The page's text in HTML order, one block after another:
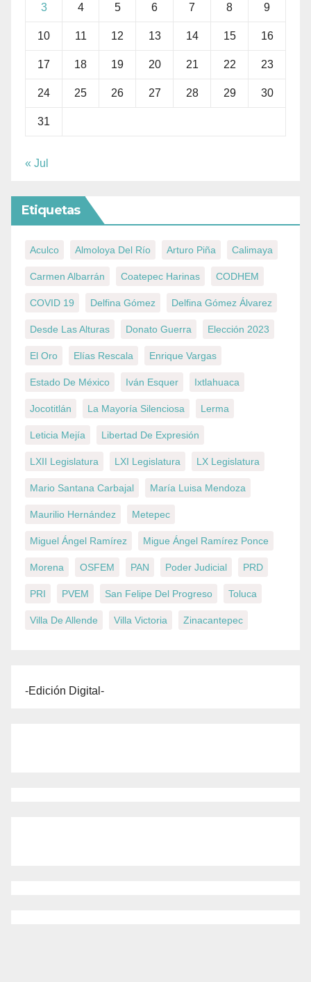
3 4 5 6 7 8 9
10 11 12 13 14 15 16
17 18 19 20 21 22 23
24 25 26 27 28 29 30
31
« Jul
Etiquetas
Aculco Almoloya Del Río Arturo Piña Calimaya
Carmen Albarrán Coatepec Harinas CODHEM
COVID 19 Delfina Gómez Delfina Gómez Álvarez
Desde Las Alturas Donato Guerra Elección 2023
El Oro Elías Rescala Enrique Vargas
Estado De México Iván Esquer Ixtlahuaca
Jocotitlán La Mayoría Silenciosa Lerma
Leticia Mejía Libertad De Expresión
LXII Legislatura LXI Legislatura LX Legislatura
Mario Santana Carbajal María Luisa Mendoza
Maurilio Hernández Metepec
Miguel Ángel Ramírez Migue Ángel Ramírez Ponce
Morena OSFEM PAN Poder Judicial PRD
PRI PVEM San Felipe Del Progreso Toluca
Villa De Allende Villa Victoria Zinacantepec
-Edición Digital-